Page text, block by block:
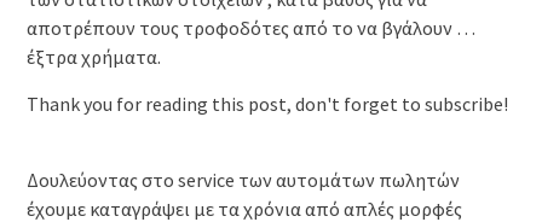
αποτρέπουν τους τροφοδότες από το να βγάλουν …
έξτρα χρήματα.
Thank you for reading this post, don't forget to subscribe!
Δουλεύοντας στο service των αυτομάτων πωλητών
έχουμε καταγράψει με τα χρόνια από απλές μορφές